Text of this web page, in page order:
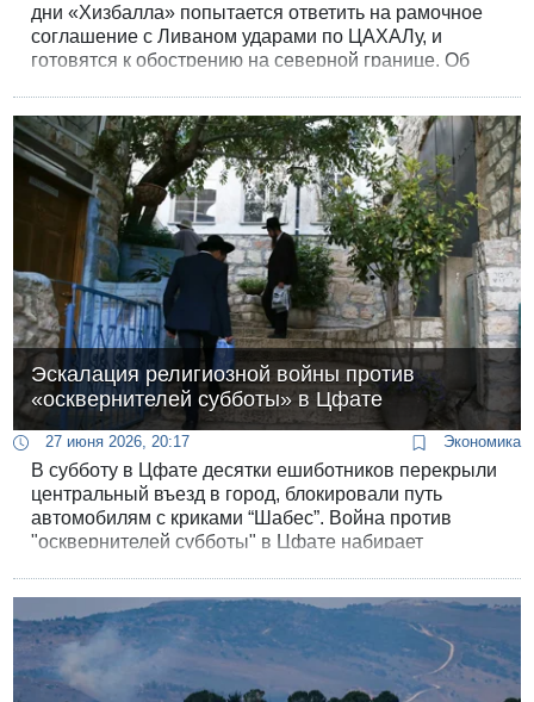
дни «Хизбалла» попытается ответить на рамочное
соглашение с Ливаном ударами по ЦАХАЛу, и
готовятся к обострению на северной границе. Об
Эскалация религиозной войны против
«осквернителей субботы» в Цфате
27 июня 2026, 20:17 Экономика
В субботу в Цфате десятки ешиботников перекрыли
центральный въезд в город, блокировали путь
автомобилям с криками “Шабес”. Война против
"осквернителей субботы" в Цфате набирает